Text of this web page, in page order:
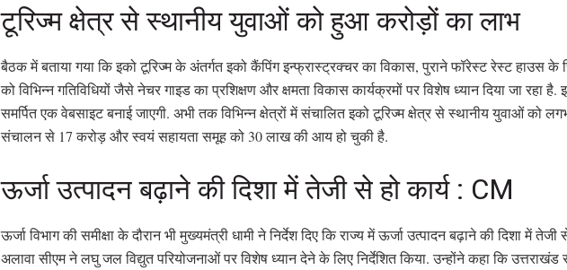
टूरिज्म क्षेत्र से स्थानीय युवाओं को हुआ करोड़ों का लाभ
बैठक में बताया गया कि इको टूरिज्म के अंतर्गत इको कैंपिंग इन्फ्रास्ट्रक्चर का विकास, पुराने फॉरेस्ट रेस्ट हाउस के
को विभिन्न गतिविधियों जैसे नेचर गाइड का प्रशिक्षण और क्षमता विकास कार्यक्रमों पर विशेष ध्यान दिया जा रहा है.
समर्पित एक वेबसाइट बनाई जाएगी. अभी तक विभिन्न क्षेत्रों में संचालित इको टूरिज्म क्षेत्र से स्थानीय युवाओं को
संचालन से 17 करोड़ और स्वयं सहायता समूह को 30 लाख की आय हो चुकी है.
ऊर्जा उत्पादन बढ़ाने की दिशा में तेजी से हो कार्य : CM
ऊर्जा विभाग की समीक्षा के दौरान भी मुख्यमंत्री धामी ने निर्देश दिए कि राज्य में ऊर्जा उत्पादन बढ़ाने की दिशा में
अलावा सीएम ने लघु जल विद्युत परियोजनाओं पर विशेष ध्यान देने के लिए निर्देशित किया. उन्होंने कहा कि उत्तराखंड